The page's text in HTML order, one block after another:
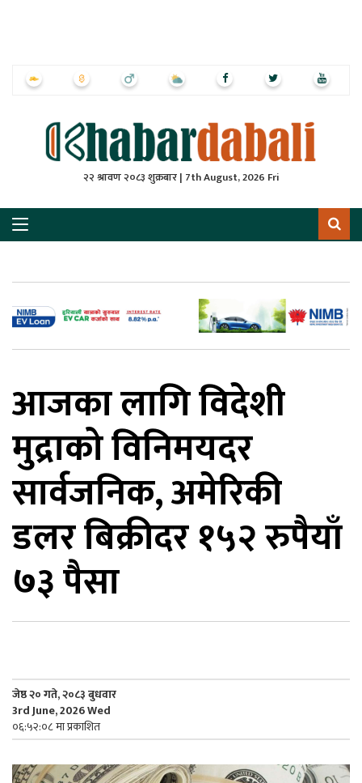
२२ श्रावण २०८३ शुक्रबार | 7th August, 2026 Fri
आजका लागि विदेशी
मुद्राको विनिमयदर
सार्वजनिक, अमेरिकी
डलर बिक्रीदर १५२ रुपैयाँ
७३ पैसा
जेष्ठ २० गते, २०८३ बुधवार
3rd June, 2026 Wed
०६:५२:०८ मा प्रकाशित